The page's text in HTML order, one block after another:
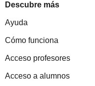
Descubre más
Ayuda
Cómo funciona
Acceso profesores
Acceso a alumnos